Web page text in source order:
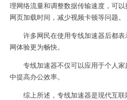
理网络流量和调整数据传输速度，可
网页加载时间，减少视频卡顿等问题。
许多网民在使用专线加速器后都表
网体验更为畅快。
专线加速器不仅可以应用于个人家
中提高办公效率。
综上所述，专线加速器是现代互联